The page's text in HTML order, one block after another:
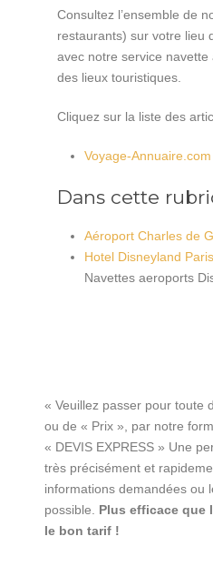
Consultez l’ensemble de
restaurants) sur votre lieu
avec notre service
des lieux touristiques.
Cliquez sur la liste des
Voyage-Annuaire.com
Dans cette
Aéroport Charles de
Hotel Disneyland Paris
Navettes aeroports
« Veuillez passer pour toute
ou de « Prix », par notre
« DEVIS EXPRESS » Une
très précisément et
informations demandées ou
possible. Plus efficace que
le bon tarif !